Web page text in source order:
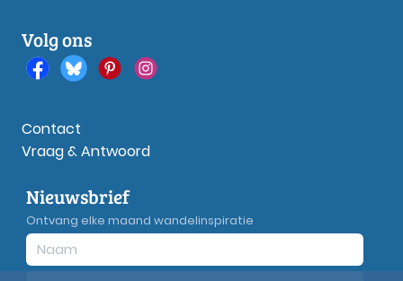
Volg ons
Contact
Vraag & Antwoord
Nieuwsbrief
Ontvang elke maand wandelinspiratie